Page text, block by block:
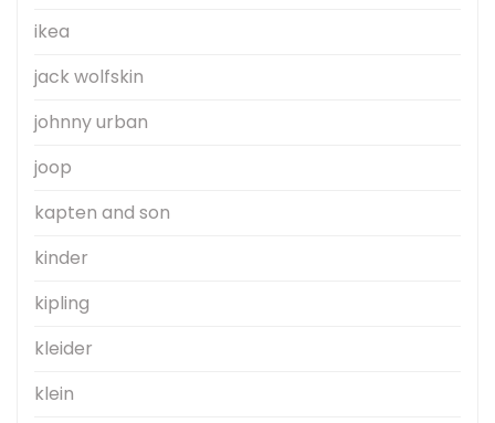
ikea
jack wolfskin
johnny urban
joop
kapten and son
kinder
kipling
kleider
klein